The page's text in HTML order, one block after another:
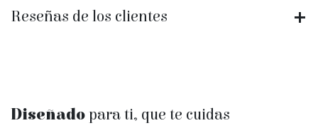
Reseñas de los clientes
Diseñado para ti, que te cuidas